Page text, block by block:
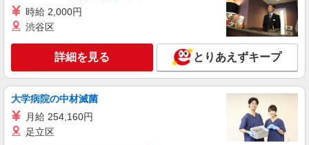
賞与年2回≪国立駅すぐ≫綺麗な高齢者マンシ
【正社員】月給240,000〜400,000円 ・基本
給：200,000円〜220,000円 ・資格手当：10,000〜
30,000円 ・役職手当：10,000〜70,000円 ・処遇改
善手当：20,000〜60,000円（勤続年数、保有資格
により変動） ・固定残業手当：20,000円（10時
間） ※固定残業時間を超過する場合には超過勤務
手当として別途支給 ・夜勤手当：10,000円/1回
歓迎 ・認知症介護基礎研修 ・初任者研修 ・実務
最寄り：国立駅
キープ 詳細を見る
派遣社員
時給 2,000円
渋谷区
詳細を見る とりあえずキープ
大学病院の中材滅菌
月給 254,160円
足立区